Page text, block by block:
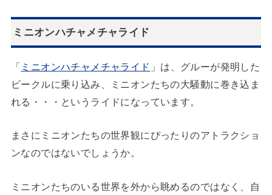
ミニオンハチャメチャライド
「 ミニオンハチャメチャライド 」は、グルーが発明した
ビークルに乗り込み、ミニオンたちの大騒動に巻き込ま
れる・・・というライドになっています。
まさにミニオンたちの世界観にぴったりのアトラクショ
ンなのではないでしょうか。
ミニオンたちのいる世界を外から眺めるのではなく、自